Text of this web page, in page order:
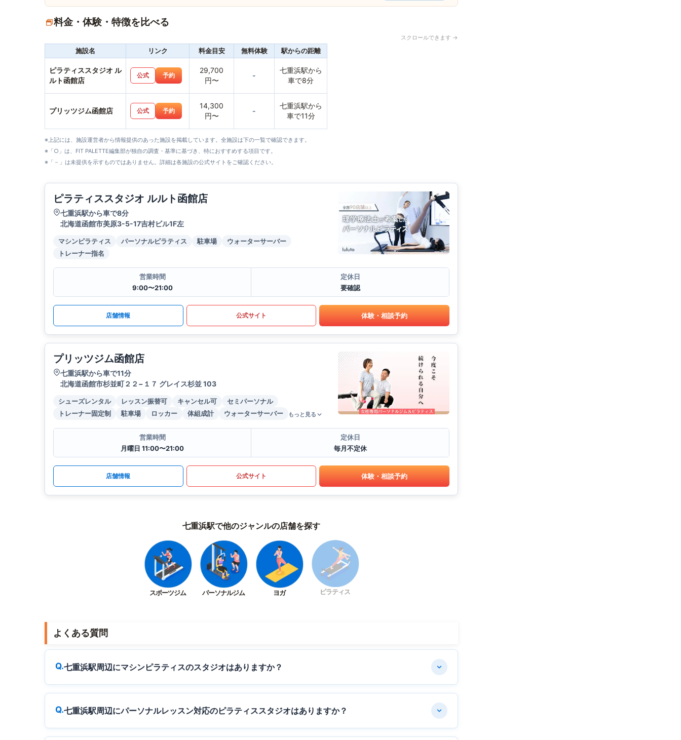
料金・体験・特徴を比べる
スクロールできます →
施設名 リンク 料金目安 無料体験 駅からの距離
ピラティススタジオ ル
ルト函館店
公式 予約
29,700
円〜
-
七重浜駅から
車で8分
プリッツジム函館店 公式 予約
14,300
円〜
-
七重浜駅から
車で11分
※上記には、施設運営者から情報提供のあった施設を掲載しています。全施設は下の一覧で確認できます。
※「○」は、FIT PALETTE編集部が独自の調査・基準に基づき、特におすすめする項目です。
※「－」は未提供を示すものではありません。詳細は各施設の公式サイトをご確認ください。
ピラティススタジオ ルルト函館店
七重浜駅から車で8分
北海道函館市美原3-5-17吉村ビル1F左
マシンピラティス パーソナルピラティス 駐車場
ウォーターサーバー
トレーナー指名
営業時間
9:00〜21:00
定休日
要確認
店舗情報 公式サイト 体験・相談予約
プリッツジム函館店
七重浜駅から車で11分
北海道函館市杉並町２２−１７ グレイス杉並 103
シューズレンタル レッスン振替可 キャンセル可
セミパーソナル
トレーナー固定制
駐車場 ロッカー 体組成計 ウォーターサーバー もっと見る
営業時間
月曜日 11:00〜21:00
定休日
毎月不定休
店舗情報 公式サイト 体験・相談予約
七重浜駅で他のジャンルの店舗を探す
スポーツジム パーソナルジム ヨガ ピラティス
よくある質問
七重浜駅周辺にマシンピラティスのスタジオはありますか？
七重浜駅周辺にパーソナルレッスン対応のピラティススタジオはありますか？